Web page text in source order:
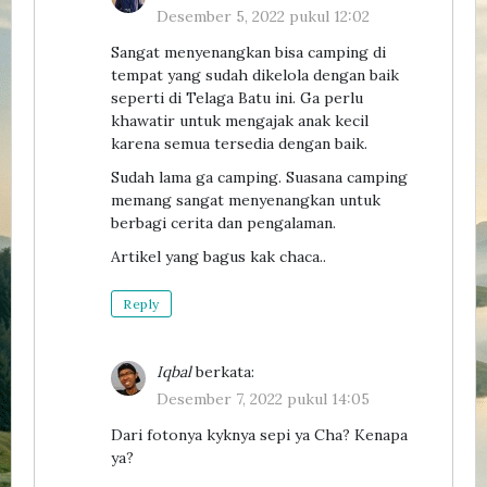
Desember 5, 2022 pukul 12:02
Sangat menyenangkan bisa camping di
tempat yang sudah dikelola dengan baik
seperti di Telaga Batu ini. Ga perlu
khawatir untuk mengajak anak kecil
karena semua tersedia dengan baik.
Sudah lama ga camping. Suasana camping
memang sangat menyenangkan untuk
berbagi cerita dan pengalaman.
Artikel yang bagus kak chaca..
Reply
Iqbal berkata:
Desember 7, 2022 pukul 14:05
Dari fotonya kyknya sepi ya Cha? Kenapa
ya?